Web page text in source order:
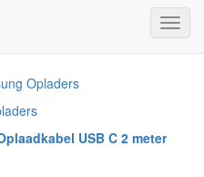
Opladers
USB C 2 meter